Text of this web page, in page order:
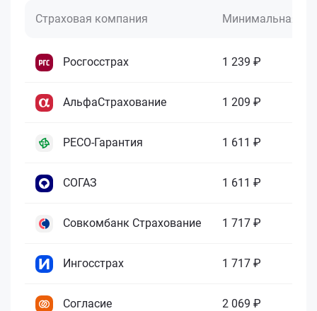
Страховая компания Минимальная
Росгосстрах 1 239 ₽
АльфаСтрахование 1 209 ₽
РЕСО-Гарантия 1 611 ₽
СОГАЗ 1 611 ₽
Совкомбанк Страхование 1 717 ₽
Ингосстрах 1 717 ₽
Согласие 2 069 ₽